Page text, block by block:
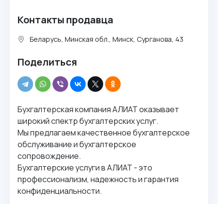
Контакты продавца
Беларусь, Минская обл., Минск, Сурганова, 43
Поделиться
Бухгалтерская компания АЛИАТ оказывает
широкий спектр бухгалтерских услуг.
Мы предлагаем качественное бухгалтерское
обслуживание и бухгалтерское
сопровождение.
Бухгалтерские услуги в АЛИАТ - это
профессионализм, надежность и гарантия
конфиденциальности.